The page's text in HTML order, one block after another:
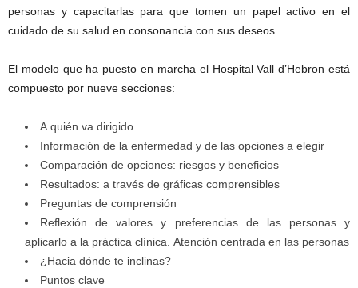
personas y capacitarlas para que tomen un papel activo en el
cuidado de su salud en consonancia con sus deseos.
El modelo que ha puesto en marcha el Hospital Vall d’Hebron está
compuesto por nueve secciones:
A quién va dirigido
Información de la enfermedad y de las opciones a elegir
Comparación de opciones: riesgos y beneficios
Resultados: a través de gráficas comprensibles
Preguntas de comprensión
Reflexión de valores y preferencias de las personas y
aplicarlo a la práctica clínica. Atención centrada en las personas
¿Hacia dónde te inclinas?
Puntos clave